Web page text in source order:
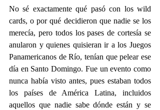
No sé exactamente qué pasó con los wild
cards, o por qué decidieron que nadie se los
merecía, pero todos los pases de cortesía se
anularon y quienes quisieran ir a los Juegos
Panamericanos de Río, tenían que pelear ese
día en Santo Domingo. Fue un evento como
nunca había visto antes, pues estaban todos
los países de América Latina, incluidos
aquellos que nadie sabe dónde están y se